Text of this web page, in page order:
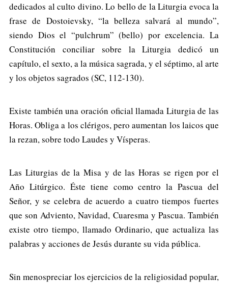
dedicados al culto divino. Lo bello de la Liturgia evoca la
frase de Dostoievsky, “la belleza salvará al mundo”,
siendo Dios el “pulchrum” (bello) por excelencia. La
Constitución conciliar sobre la Liturgia dedicó un
capítulo, el sexto, a la música sagrada, y el séptimo, al arte
y los objetos sagrados (SC, 112-130).
Existe también una oración oficial llamada Liturgia de las
Horas. Obliga a los clérigos, pero aumentan los laicos que
la rezan, sobre todo Laudes y Vísperas.
Las Liturgias de la Misa y de las Horas se rigen por el
Año Litúrgico. Éste tiene como centro la Pascua del
Señor, y se celebra de acuerdo a cuatro tiempos fuertes
que son Adviento, Navidad, Cuaresma y Pascua. También
existe otro tiempo, llamado Ordinario, que actualiza las
palabras y acciones de Jesús durante su vida pública.
Sin menospreciar los ejercicios de la religiosidad popular,